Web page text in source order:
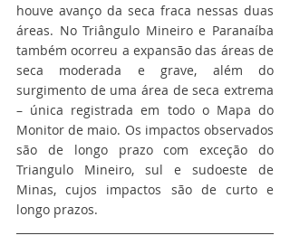
houve avanço da seca fraca nessas duas
áreas. No Triângulo Mineiro e Paranaíba
também ocorreu a expansão das áreas de
seca moderada e grave, além do
surgimento de uma área de seca extrema
– única registrada em todo o Mapa do
Monitor de maio. Os impactos observados
são de longo prazo com exceção do
Triangulo Mineiro, sul e sudoeste de
Minas, cujos impactos são de curto e
longo prazos.